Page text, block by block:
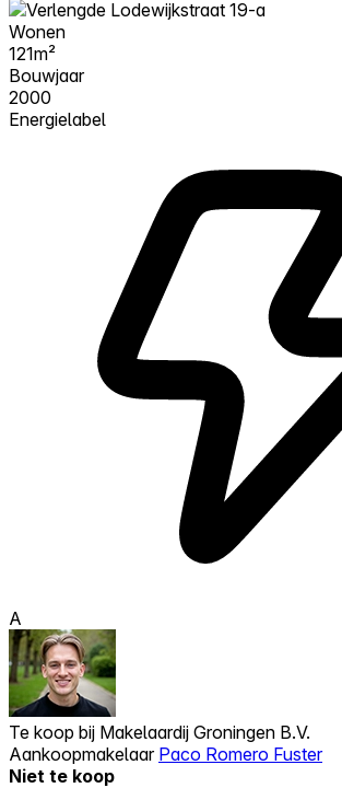
Wonen
121m²
Bouwjaar
2000
Energielabel
A
Te koop bij Makelaardij Groningen B.V.
Aankoopmakelaar Paco Romero Fuster
Niet te koop